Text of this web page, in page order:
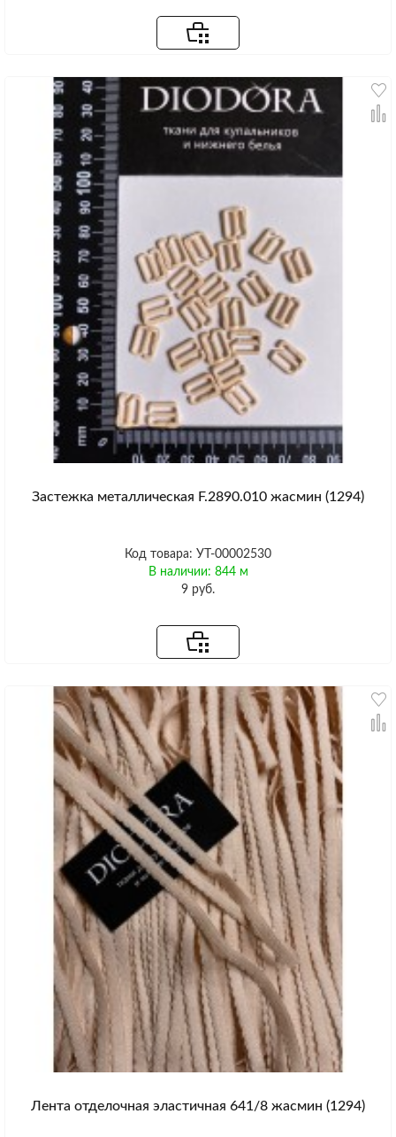
Застежка металлическая F.2890.010 жасмин (1294)
Код товара: УТ-00002530
В наличии: 844 м
9 руб.
Лента отделочная эластичная 641/8 жасмин (1294)